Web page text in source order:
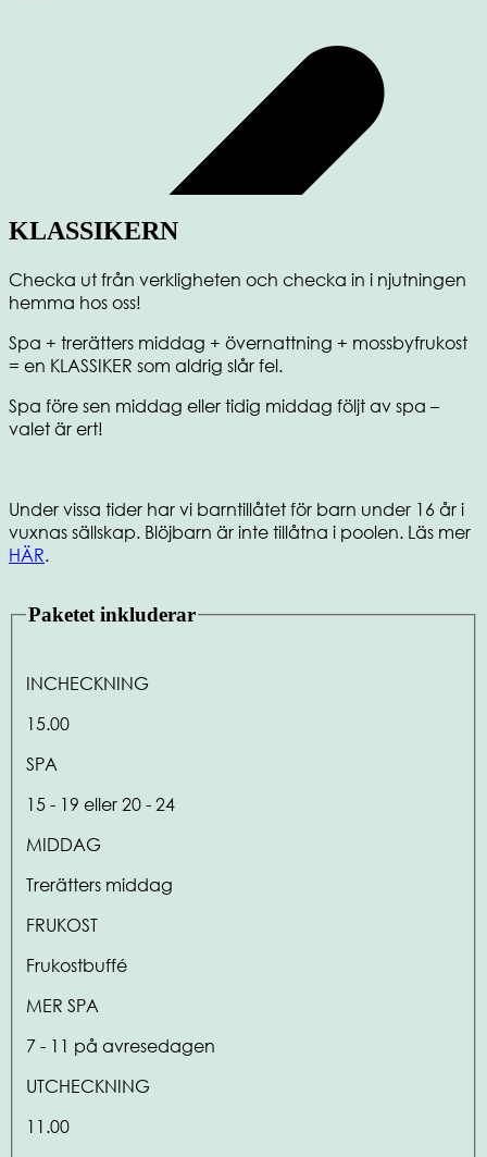
KLASSIKERN
Checka ut från verkligheten och checka in i njutningen
hemma hos oss!
Spa + trerätters middag + övernattning + mossbyfrukost
= en KLASSIKER som aldrig slår fel.
Spa före sen middag eller tidig middag följt av spa –
valet är ert!
Under vissa tider har vi barntillåtet för barn under 16 år i
vuxnas sällskap. Blöjbarn är inte tillåtna i poolen. Läs mer
HÄR.
Paketet inkluderar
INCHECKNING
15.00
SPA
15 - 19 eller 20 - 24
MIDDAG
Trerätters middag
FRUKOST
Frukostbuffé
MER SPA
7 - 11 på avresedagen
UTCHECKNING
11.00